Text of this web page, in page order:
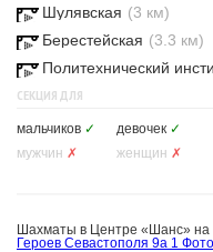
Шулявская (3 км)
Берестейская (3.3 км)
СЕКЦИЯ ДЛЯ
мальчиков ✓ девочек ✓
мужчин ✗ женщин ✗
Шахматы в Центре «Шанс» на
Героев Севастополя 9а 1 Фото